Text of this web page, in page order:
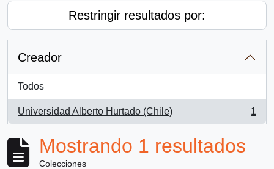
Restringir resultados por:
Creador
Todos
Universidad Alberto Hurtado (Chile)
, 1 resultados
1
Mostrando 1 resultados
Colecciones